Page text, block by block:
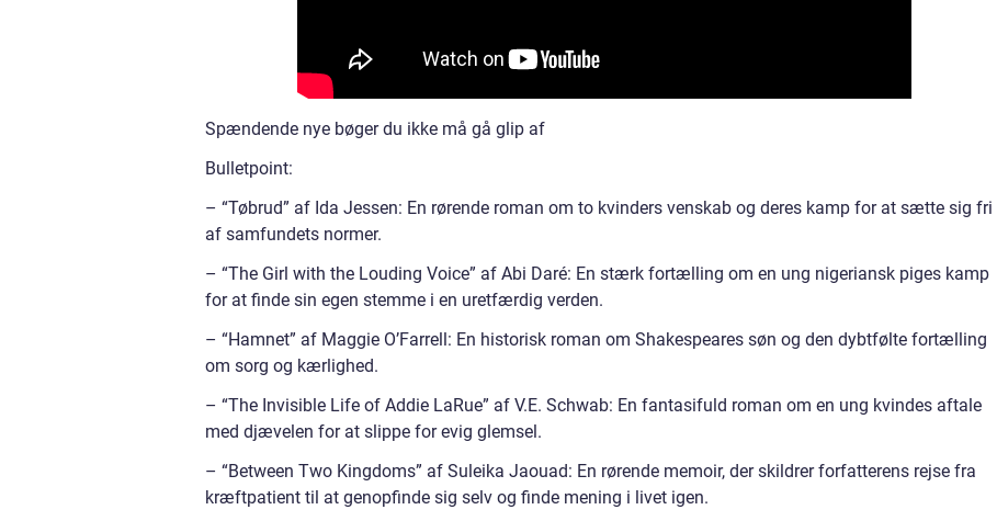
Spændende nye bøger du ikke må gå glip af
Bulletpoint:
– “Tøbrud” af Ida Jessen: En rørende roman om to kvinders venskab og deres kamp for at sætte sig fri
af samfundets normer.
– “The Girl with the Louding Voice” af Abi Daré: En stærk fortælling om en ung nigeriansk piges kamp
for at finde sin egen stemme i en uretfærdig verden.
– “Hamnet” af Maggie O’Farrell: En historisk roman om Shakespeares søn og den dybtfølte fortælling
om sorg og kærlighed.
– “The Invisible Life of Addie LaRue” af V.E. Schwab: En fantasifuld roman om en ung kvindes aftale
med djævelen for at slippe for evig glemsel.
– “Between Two Kingdoms” af Suleika Jaouad: En rørende memoir, der skildrer forfatterens rejse fra
kræftpatient til at genopfinde sig selv og finde mening i livet igen.